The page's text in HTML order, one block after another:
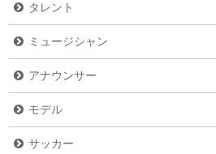
タレント
ミュージシャン
アナウンサー
モデル
サッカー